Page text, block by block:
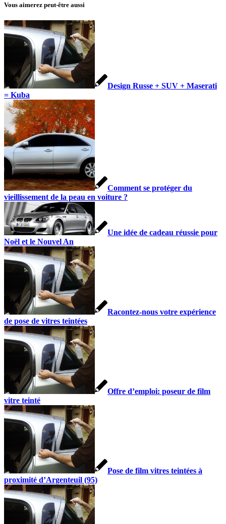
Vous aimerez peut-être aussi
Design Russe + SUV + Maserati
= Kuba
Comment se protéger du
vieillissement de la peau en voiture ?
Une idée de cadeau réussie pour
Noël et le Nouvel An
Racontez-nous votre expérience
de pose de vitres teintées
Offre d’emploi: poseur de film
vitre teinté
Pose de film vitres teintées à
proximité d’Argenteuil (95)